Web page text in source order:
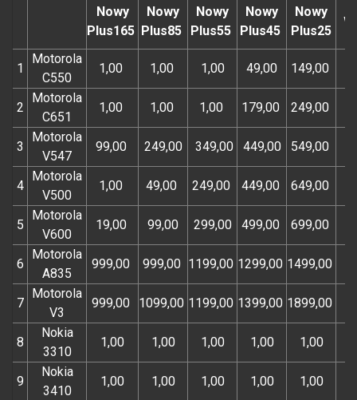
Nowy
Plus165
Nowy
Plus85
Nowy
Plus55
Nowy
Plus45
Nowy
Plus25
1
Motorola
C550
1,00 1,00 1,00 49,00 149,00
2
Motorola
C651
1,00 1,00 1,00 179,00 249,00
3
Motorola
V547
99,00 249,00 349,00 449,00 549,00
4
Motorola
V500
1,00 49,00 249,00 449,00 649,00
5
Motorola
V600
19,00 99,00 299,00 499,00 699,00
6
Motorola
A835
999,00 999,00 1199,00 1299,00 1499,00
7
Motorola
V3
999,00 1099,00 1199,00 1399,00 1899,00
8
Nokia
3310
1,00 1,00 1,00 1,00 1,00
9
Nokia
3410
1,00 1,00 1,00 1,00 1,00